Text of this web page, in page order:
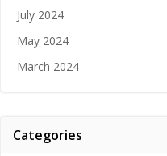
July 2024
May 2024
March 2024
Categories